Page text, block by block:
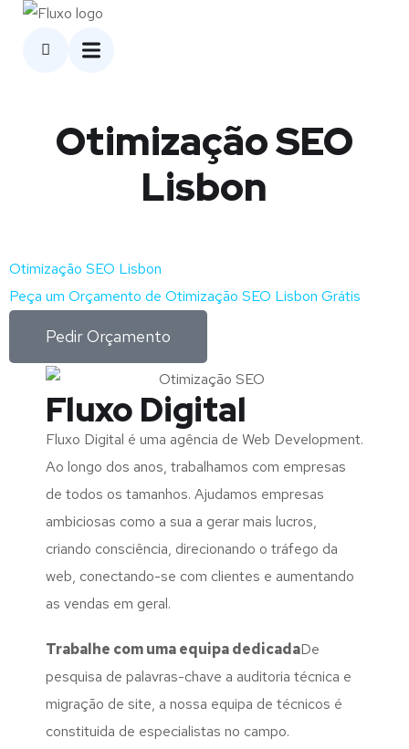
Otimização SEO
Lisbon
Otimização SEO Lisbon
Peça um Orçamento de Otimização SEO Lisbon Grátis
Pedir Orçamento
Fluxo Digital
Fluxo Digital é uma agência de Web Development.
Ao longo dos anos, trabalhamos com empresas
de todos os tamanhos. Ajudamos empresas
ambiciosas como a sua a gerar mais lucros,
criando consciência, direcionando o tráfego da
web, conectando-se com clientes e aumentando
as vendas em geral.
Trabalhe com umaequipa dedicadaDe
pesquisa de palavras-chave a auditoria técnica e
migração de site, a nossa equipa de técnicos é
constituida de especialistas no campo.